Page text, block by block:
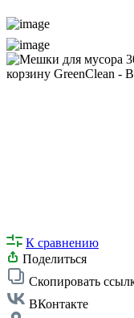
К сравнению
Поделиться
Скопировать
ВКонтакте